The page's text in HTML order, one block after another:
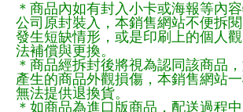
＊商品內如有封入小卡或海報等內
公司原封裝入，本銷售網站不便拆
發生短缺情形，或是印刷上的個人
法補償與更換。
＊商品經拆封後將視為認同該商品
產生的商品外觀損傷，本銷售網站
無法提供退換貨。
＊如商品為進口版商品，配送過程